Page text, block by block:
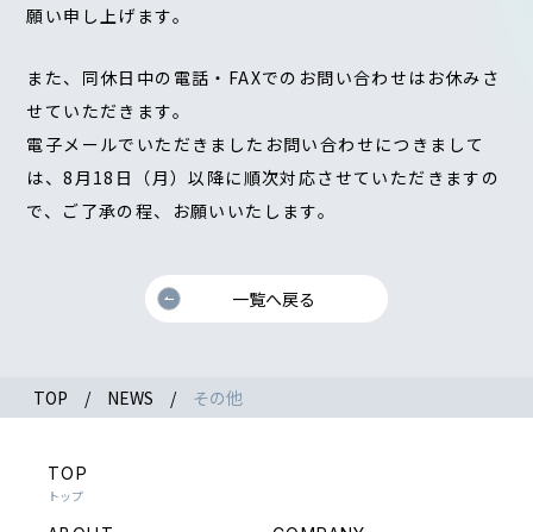
願い申し上げます。
また、同休日中の電話・FAXでのお問い合わせはお休みさ
せていただきます。
電子メールでいただきましたお問い合わせにつきまして
は、8月18日（月）以降に順次対応させていただきますの
で、ご了承の程、お願いいたします。
一覧へ戻る
TOP NEWS その他
TOP
トップ